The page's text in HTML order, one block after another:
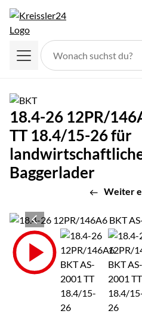
18.4-26 12PR/
TT 18.4/15-26 für
Baggerlader
Weiter
Produktgalerie
Zur Kaufbox springen